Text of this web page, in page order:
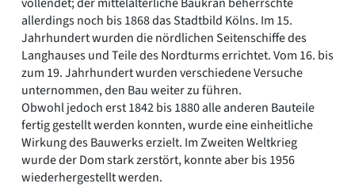
allerdings noch bis 1868 das Stadtbild Kölns. Im 15.
Jahrhundert wurden die nördlichen Seitenschiffe des
Langhauses und Teile des Nordturms errichtet. Vom 16. bis
zum 19. Jahrhundert wurden verschiedene Versuche
unternommen, den Bau weiter zu führen.
Obwohl jedoch erst 1842 bis 1880 alle anderen Bauteile
fertig gestellt werden konnten, wurde eine einheitliche
Wirkung des Bauwerks erzielt. Im Zweiten Weltkrieg
wurde der Dom stark zerstört, konnte aber bis 1956
wiederhergestellt werden.